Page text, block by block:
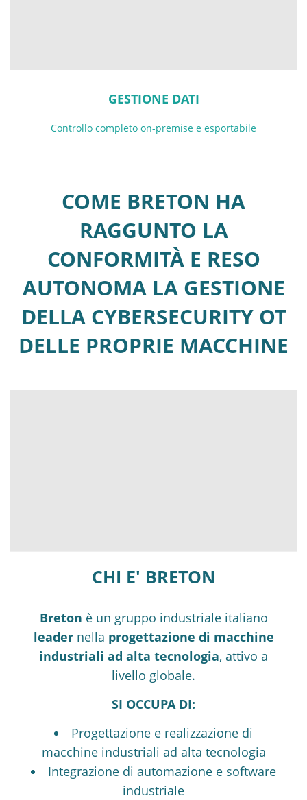
GESTIONE DATI
Controllo completo on-premise e esportabile
COME BRETON HA
RAGGUNTO LA
CONFORMITÀ E RESO
AUTONOMA LA GESTIONE
DELLA CYBERSECURITY OT
DELLE PROPRIE MACCHINE
CHI E' BRETON
Breton è un gruppo industriale italiano
leader nella progettazione di macchine
industriali ad alta tecnologia, attivo a
livello globale.
SI OCCUPA DI:
Progettazione e realizzazione di
macchine industriali ad alta tecnologia
Integrazione di automazione e software
industriale